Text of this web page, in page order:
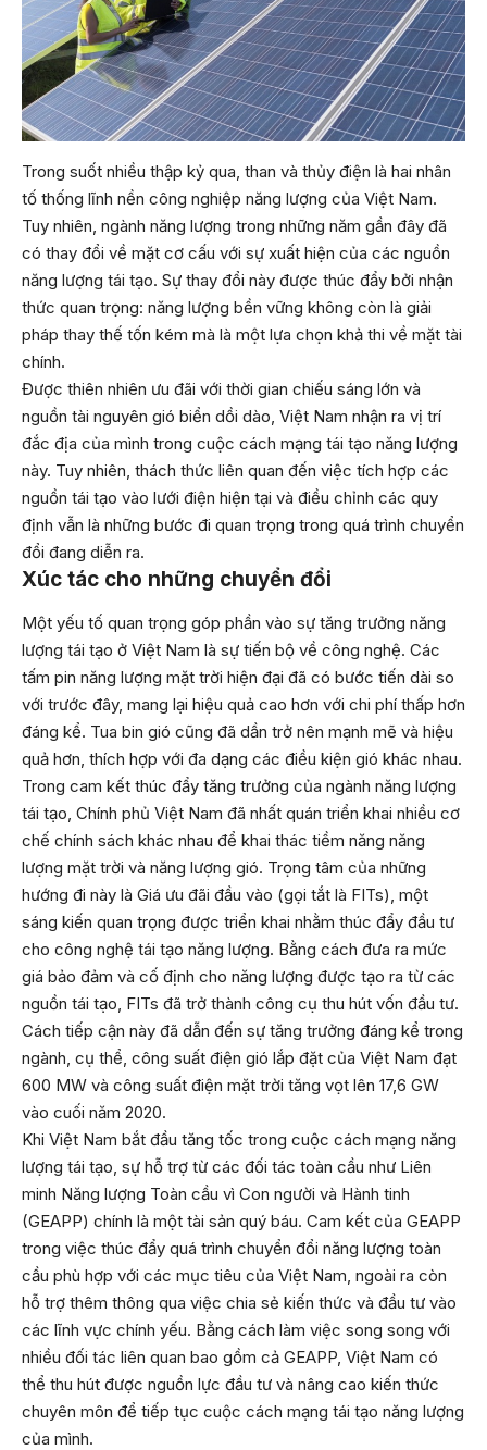
Trong suốt nhiều thập kỷ qua, than và thủy điện là hai nhân
tố thống lĩnh nền công nghiệp năng lượng của Việt Nam.
Tuy nhiên, ngành năng lượng trong những năm gần đây đã
có thay đổi về mặt cơ cấu với sự xuất hiện của các nguồn
năng lượng tái tạo. Sự thay đổi này được thúc đẩy bởi nhận
thức quan trọng: năng lượng bền vững không còn là giải
pháp thay thế tốn kém mà là một lựa chọn khả thi về mặt tài
chính.
Được thiên nhiên ưu đãi với thời gian chiếu sáng lớn và
nguồn tài nguyên gió biển dồi dào, Việt Nam nhận ra vị trí
đắc địa của mình trong cuộc cách mạng tái tạo năng lượng
này. Tuy nhiên, thách thức liên quan đến việc tích hợp các
nguồn tái tạo vào lưới điện hiện tại và điều chỉnh các quy
định vẫn là những bước đi quan trọng trong quá trình chuyển
đổi đang diễn ra.
Xúc tác cho những chuyển đổi
Một yếu tố quan trọng góp phần vào sự tăng trưởng năng
lượng tái tạo ở Việt Nam là sự tiến bộ về công nghệ. Các
tấm pin năng lượng mặt trời hiện đại đã có bước tiến dài so
với trước đây, mang lại hiệu quả cao hơn với chi phí thấp hơn
đáng kể. Tua bin gió cũng đã dần trở nên mạnh mẽ và hiệu
quả hơn, thích hợp với đa dạng các điều kiện gió khác nhau.
Trong cam kết thúc đẩy tăng trưởng của ngành năng lượng
tái tạo, Chính phủ Việt Nam đã nhất quán triển khai nhiều cơ
chế chính sách khác nhau để khai thác tiềm năng năng
lượng mặt trời và năng lượng gió. Trọng tâm của những
hướng đi này là Giá ưu đãi đầu vào (gọi tắt là FITs), một
sáng kiến quan trọng được triển khai nhằm thúc đẩy đầu tư
cho công nghệ tái tạo năng lượng. Bằng cách đưa ra mức
giá bảo đảm và cố định cho năng lượng được tạo ra từ các
nguồn tái tạo, FITs đã trở thành công cụ thu hút vốn đầu tư.
Cách tiếp cận này đã dẫn đến sự tăng trưởng đáng kể trong
ngành, cụ thể, công suất điện gió lắp đặt của Việt Nam đạt
600 MW và công suất điện mặt trời tăng vọt lên 17,6 GW
vào cuối năm 2020.
Khi Việt Nam bắt đầu tăng tốc trong cuộc cách mạng năng
lượng tái tạo, sự hỗ trợ từ các đối tác toàn cầu như Liên
minh Năng lượng Toàn cầu vì Con người và Hành tinh
(GEAPP) chính là một tài sản quý báu. Cam kết của GEAPP
trong việc thúc đẩy quá trình chuyển đổi năng lượng toàn
cầu phù hợp với các mục tiêu của Việt Nam, ngoài ra còn
hỗ trợ thêm thông qua việc chia sẻ kiến thức và đầu tư vào
các lĩnh vực chính yếu. Bằng cách làm việc song song với
nhiều đối tác liên quan bao gồm cả GEAPP, Việt Nam có
thể thu hút được nguồn lực đầu tư và nâng cao kiến thức
chuyên môn để tiếp tục cuộc cách mạng tái tạo năng lượng
của mình.